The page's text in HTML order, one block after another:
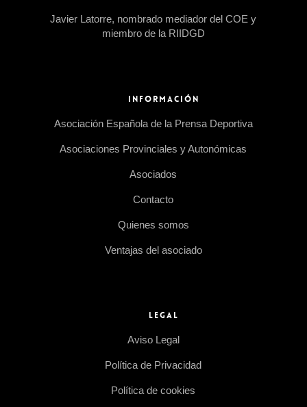
Javier Latorre, nombrado mediador del COE y
miembro de la RIIDGD
INFORMACIÓN
Asociación Española de la Prensa Deportiva
Asociaciones Provinciales y Autonómicas
Asociados
Contacto
Quienes somos
Ventajas del asociado
LEGAL
Aviso Legal
Política de Privacidad
Política de cookies